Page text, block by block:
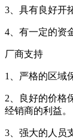
3、具有良好开
4、有一定的资
厂商支持
1、严格的区域
2、良好的价格
经销商的利益。
3、强大的人员